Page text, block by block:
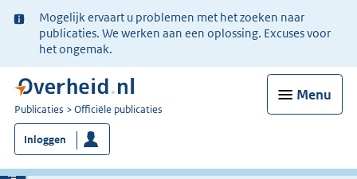
Ter
informatie:
Mogelijk ervaart u problemen met het zoeken naar
publicaties. We werken aan een oplossing. Excuses voor
het ongemak.
Menu
U
bent
nu
hier:
Publicaties Officiële publicaties
Inloggen